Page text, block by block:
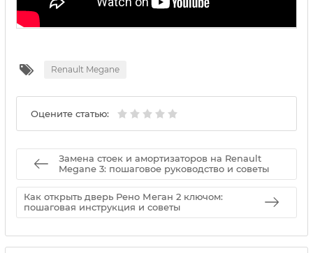
Renault Megane
Оцените статью:
Замена стоек и амортизаторов на Renault
Megane 3: пошаговое руководство и советы
Как открыть дверь Рено Меган 2 ключом:
пошаговая инструкция и советы